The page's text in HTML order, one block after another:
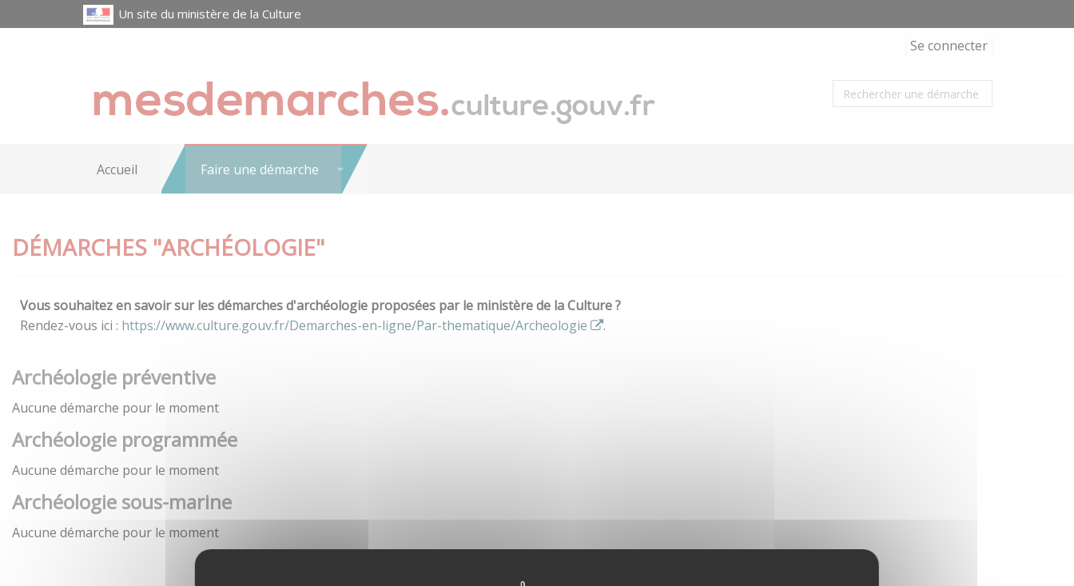
Un site du ministère de la Culture
Se connecter
Accueil Faire une démarche
DÉMARCHES "ARCHÉOLOGIE"
Vous souhaitez en savoir sur les démarches d'archéologie proposées par le ministère de la Culture ?
Rendez-vous ici : https://www.culture.gouv.fr/Demarches-en-ligne/Par-thematique/Archeologie .
Archéologie préventive
Aucune démarche pour le moment
Archéologie programmée
Aucune démarche pour le moment
Archéologie sous-marine
Aucune démarche pour le moment